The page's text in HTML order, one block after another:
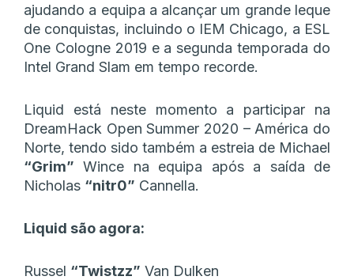
ajudando a equipa a alcançar um grande leque
de conquistas, incluindo o IEM Chicago, a ESL
One Cologne 2019 e a segunda temporada do
Intel Grand Slam em tempo recorde.
Liquid está neste momento a participar na
DreamHack Open Summer 2020 – América do
Norte, tendo sido também a estreia de Michael
“Grim” Wince na equipa após a saída de
Nicholas “nitr0” Cannella.
Liquid são agora:
Russel “⁠Twistzz⁠” Van Dulken